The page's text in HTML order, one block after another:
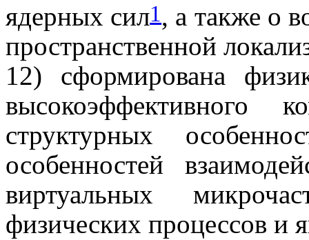
ядерных сил1, а также о
пространственной
12) сформирована
высокоэффективного
структурных
особенностей
виртуальных
физических процессов и